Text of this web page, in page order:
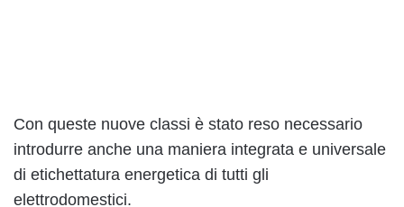
Con queste nuove classi è stato reso necessario
introdurre anche una maniera integrata e universale
di etichettatura energetica di tutti gli
elettrodomestici.